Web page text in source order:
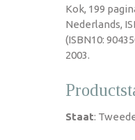
Kok, 199
Nederlands,
(ISBN10:
2003.
Staat: